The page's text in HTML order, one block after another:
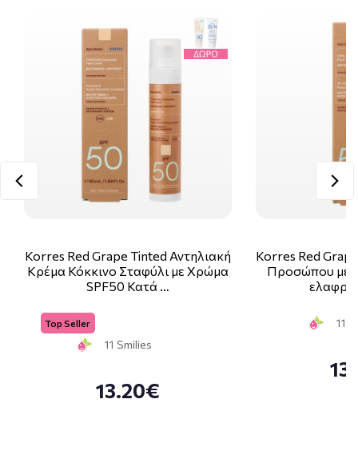
Korres Red Grape Tinted Αντηλιακή
Κρέμα Κόκκινο Σταφύλι με Χρώμα
SPF50 Κατά …
Top Seller
11 Smilies
13.20€
Korres Red
Προσώπου με
11